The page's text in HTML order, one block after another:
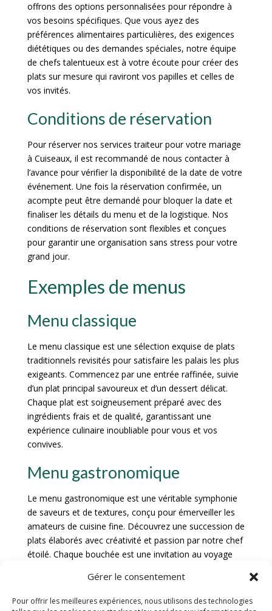
Gérer le consentement
Pour offrir les meilleures expériences, nous utilisons des technologies
offrons des options personnalisées pour répondre à
vos besoins spécifiques. Que vous ayez des
préférences alimentaires particulières, des exigences
diététiques ou des demandes spéciales, notre équipe
de chefs talentueux est à votre écoute pour créer des
plats sur mesure qui raviront vos papilles et celles de
vos invités.
Conditions de réservation
Pour réserver nos services traiteur pour votre mariage
à Cuiseaux, il est recommandé de nous contacter à
l’avance pour vérifier la disponibilité de la date de votre
événement. Une fois la réservation confirmée, un
acompte peut être demandé pour bloquer la date et
finaliser les détails du menu et de la logistique. Nos
conditions de réservation sont flexibles et conçues
pour garantir une organisation sans stress pour votre
grand jour.
Exemples de menus
Menu classique
Le menu classique est une sélection exquise de plats
traditionnels revisités pour satisfaire les palais les plus
exigeants. Commencez par une entrée raffinée, suivie
d’un plat principal savoureux et d’un dessert délicat.
Chaque plat est soigneusement préparé avec des
ingrédients frais et de qualité, garantissant une
expérience culinaire inoubliable pour vous et vos
convives.
Menu gastronomique
Le menu gastronomique est une véritable symphonie
de saveurs et de textures, conçu pour émerveiller les
amateurs de cuisine fine. Découvrez une succession de
plats élaborés avec créativité et passion par notre chef
étoilé. Chaque bouchée est une invitation au voyage
gastronomiques pour créer une expérience gustative
unique et mémorable.